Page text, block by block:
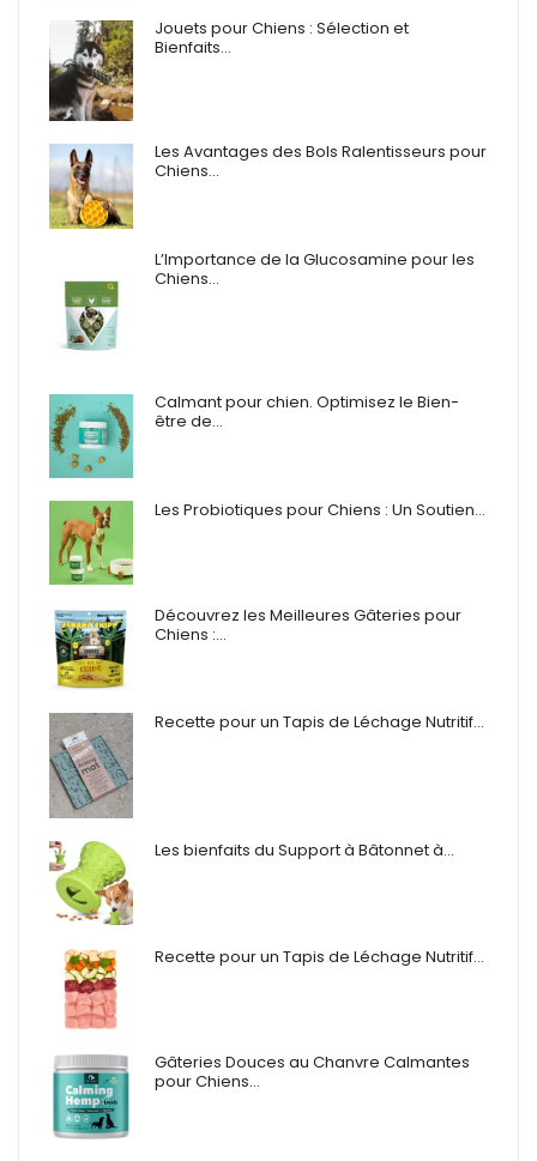
Jouets pour Chiens : Sélection et
Bienfaits…
Les Avantages des Bols Ralentisseurs pour
Chiens…
L’Importance de la Glucosamine pour les
Chiens…
Calmant pour chien. Optimisez le Bien-
être de…
Les Probiotiques pour Chiens : Un Soutien…
Découvrez les Meilleures Gâteries pour
Chiens :…
Recette pour un Tapis de Léchage Nutritif…
Les bienfaits du Support à Bâtonnet à…
Recette pour un Tapis de Léchage Nutritif…
Gâteries Douces au Chanvre Calmantes
pour Chiens…